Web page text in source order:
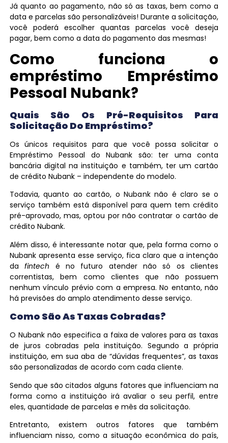
Já quanto ao pagamento, não só as taxas, bem como a
data e parcelas são personalizáveis! Durante a solicitação,
você poderá escolher quantas parcelas você deseja
pagar, bem como a data do pagamento das mesmas!
Como funciona o
empréstimo Empréstimo
Pessoal Nubank?
Quais São Os Pré-Requisitos Para
Solicitação Do Empréstimo?
Os únicos requisitos para que você possa solicitar o
Empréstimo Pessoal do Nubank são: ter uma conta
bancária digital na instituição e também, ter um cartão
de crédito Nubank – independente do modelo.
Todavia, quanto ao cartão, o Nubank não é claro se o
serviço também está disponível para quem tem crédito
pré-aprovado, mas, optou por não contratar o cartão de
crédito Nubank.
Além disso, é interessante notar que, pela forma como o
Nubank apresenta esse serviço, fica claro que a intenção
dafintech é no futuro atender não só os clientes
correntistas, bem como clientes que não possuem
nenhum vínculo prévio com a empresa. No entanto, não
há previsões do amplo atendimento desse serviço.
Como São As Taxas Cobradas?
O Nubank não especifica a faixa de valores para as taxas
de juros cobradas pela instituição. Segundo a própria
instituição, em sua aba de “dúvidas frequentes”, as taxas
são personalizadas de acordo com cada cliente.
Sendo que são citados alguns fatores que influenciam na
forma como a instituição irá avaliar o seu perfil, entre
eles, quantidade de parcelas e mês da solicitação.
Entretanto, existem outros fatores que também
influenciam nisso, como a situação econômica do país,